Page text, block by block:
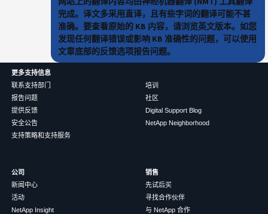
完成。译文多采用直译，且有些字词的翻译可能不甚
准确。要查看原始的 KB 内容，请浏览英文版本。如您
发现任何翻译错误或影响 KB 准确性的问题，可以使用
文章底部的反馈选项报告问题。
更多支持信息
联系支持部门
报告问题
提供反馈
安全公告
支持策略和支持服务
培训
社区
Digital Support Blog
NetApp Neighborhood
公司
新闻中心
活动
NetApp Insight
销售
先试后买
寻找合作伙伴
与 NetApp 合作